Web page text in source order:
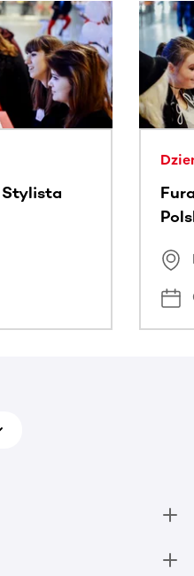
w poziomie. Użyj
Stylista